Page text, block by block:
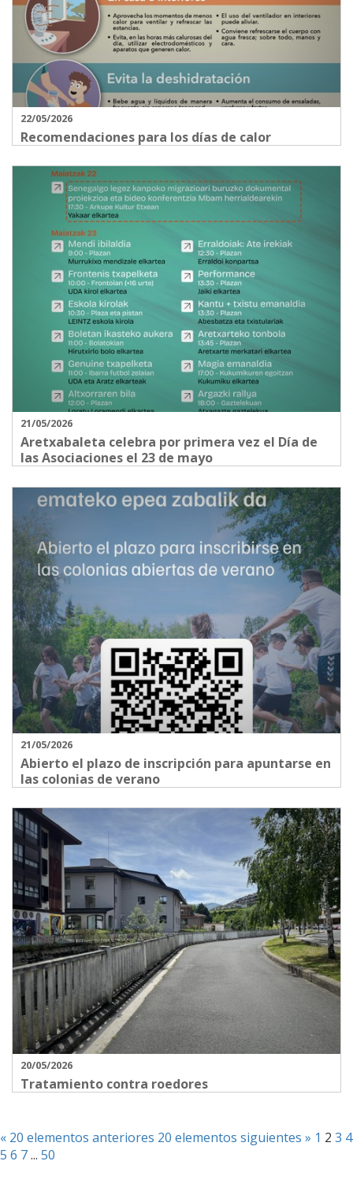
22/05/2026
Recomendaciones para los días de calor
21/05/2026
Aretxabaleta celebra por primera vez el Día de
las Asociaciones el 23 de mayo
21/05/2026
Abierto el plazo de inscripción para apuntarse en
las colonias de verano
20/05/2026
Tratamiento contra roedores
« 20 elementos anteriores 20 elementos siguientes » 1 2 3 4
5 6 7... 50